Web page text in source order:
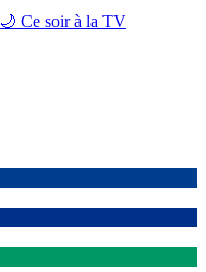
🌙 Ce soir à la TV